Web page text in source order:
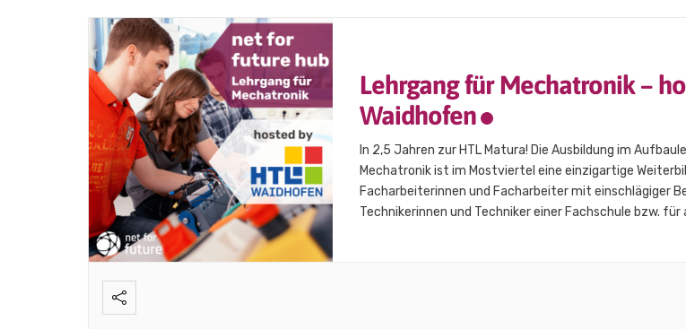
Lehrgang für Mechatronik –
Waidhofen
In 2,5 Jahren zur HTL Matura! Die Ausbildung im
Mechatronik ist im Mostviertel eine einzigartige
Facharbeiterinnen und Facharbeiter mit einschlägiger
Technikerinnen und Techniker einer Fachschule bzw. für